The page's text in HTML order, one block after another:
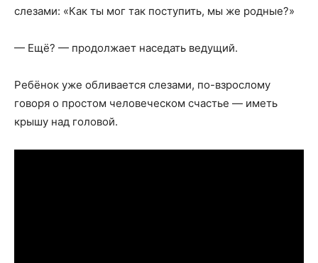
слезами: «Как ты мог так поступить, мы же родные?»
— Ещё? — продолжает наседать ведущий.
Ребёнок уже обливается слезами, по-взрослому
говоря о простом человеческом счастье — иметь
крышу над головой.